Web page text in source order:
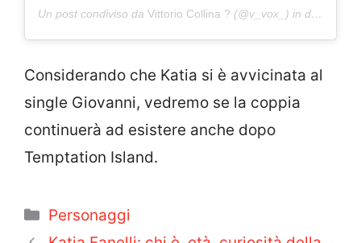
Un post condiviso da Vittorio Collina ? (@v_vox_) in data:
Considerando che Katia si è avvicinata al
single Giovanni, vedremo se la coppia
continuerà ad esistere anche dopo
Temptation Island.
Categorie
Personaggi